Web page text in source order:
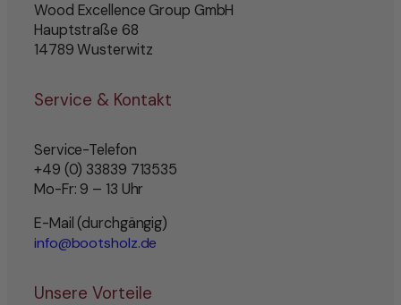
Wood Excellence Group GmbH
Hauptstraße 68
14789 Wusterwitz
Service & Kontakt
Service-Telefon
+49 (0) 33839 713535
Mo-Fr: 9 – 13 Uhr
E-Mail (durchgängig)
info@bootsholz.de
Unsere Vorteile